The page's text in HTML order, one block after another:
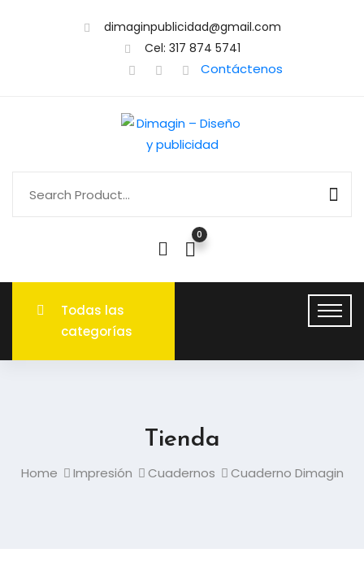
dimaginpublicidad@gmail.com
Cel: 317 874 5741
Contáctenos
0
Todas las
categorías
Tienda
Home Impresión Cuadernos Cuaderno Dimagin